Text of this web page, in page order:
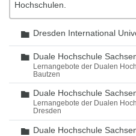
Hochschulen.
Ordner
Dresden International
Ordner
Duale Hochschule
Lernangebote der Dualen
Bautzen
Ordner
Duale Hochschule
Lernangebote der Dualen
Dresden
Ordner
Duale Hochschule